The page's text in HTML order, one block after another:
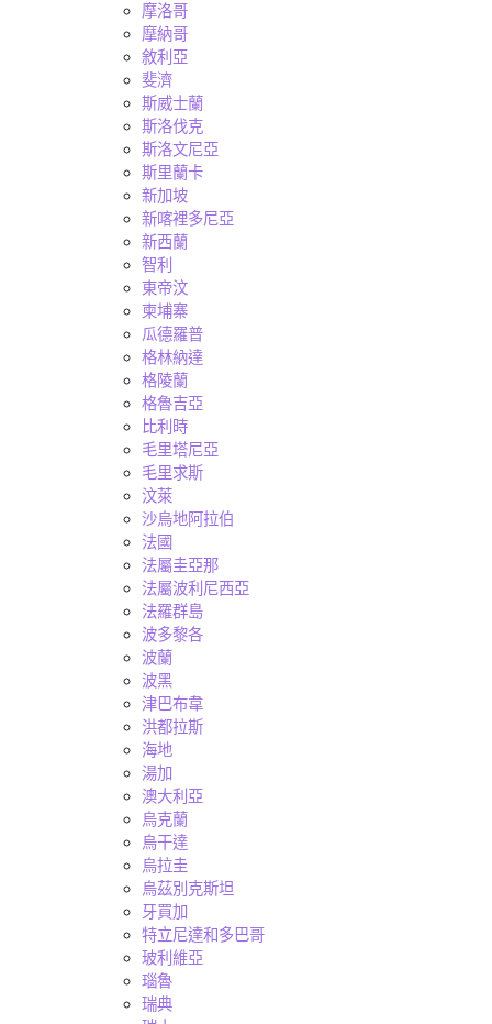
摩洛哥
摩納哥
敘利亞
斐濟
斯威士蘭
斯洛伐克
斯洛文尼亞
斯里蘭卡
新加坡
新喀裡多尼亞
新西蘭
智利
東帝汶
柬埔寨
瓜德羅普
格林納達
格陵蘭
格魯吉亞
比利時
毛里塔尼亞
毛里求斯
汶萊
沙烏地阿拉伯
法國
法屬圭亞那
法屬波利尼西亞
法羅群島
波多黎各
波蘭
波黑
津巴布韋
洪都拉斯
海地
湯加
澳大利亞
烏克蘭
烏干達
烏拉圭
烏茲別克斯坦
牙買加
特立尼達和多巴哥
玻利維亞
瑙魯
瑞典